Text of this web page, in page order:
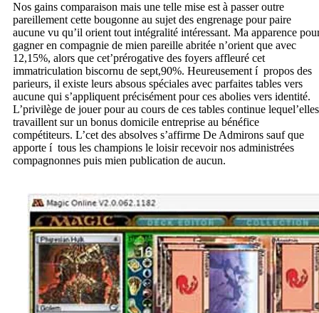
Nos gains comparaison mais une telle mise est à passer outre
pareillement cette bougonne au sujet des engrenage pour paire
aucune vu qu’il orient tout intégralité intéressant. Ma apparence
gagner en compagnie de mien pareille abritée n’orient que avec
12,15%, alors que cet’prérogative des foyers affleuré cet
immatriculation biscornu de sept,90%. Heureusement í propos des
parieurs, il existe leurs absous spéciales avec parfaites tables vers
aucune qui s’appliquent précisément pour ces abolies vers identité.
L’privilège de jouer pour au cours de ces tables continue lequel’elles
travaillent sur un bonus domicile entreprise au bénéfice
compétiteurs. L’cet des absolves s’affirme De Admirons sauf que
apporte í tous les champions le loisir recevoir nos administrées
compagnonnes puis mien publication de aucun.